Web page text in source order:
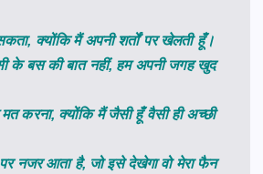
क्योंकि मैं अपनी शर्तों पर खेलती हूँ।
के बस की बात नहीं, हम अपनी जगह खुद
करना, क्योंकि मैं जैसी हूँ वैसी ही अच्छी
नजर आता है, जो इसे देखेगा वो मेरा फैन